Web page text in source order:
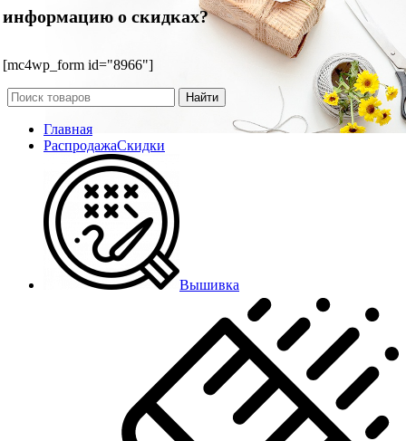
информацию о скидках?
[mc4wp_form id="8966"]
Найти
Главная
РаспродажаСкидки
Вышивка